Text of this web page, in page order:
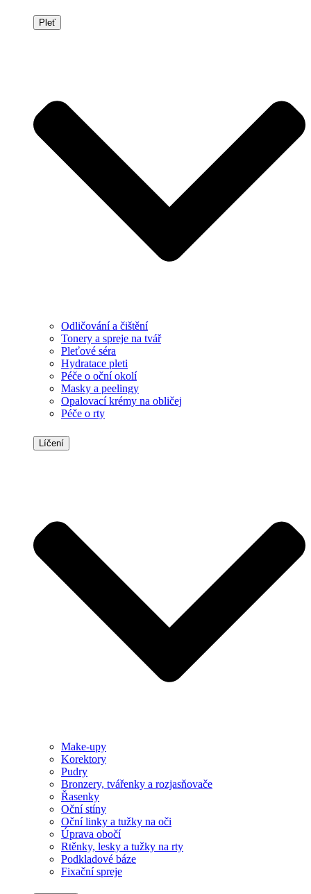
Pleť
Odličování a čištění
Tonery a spreje na tvář
Pleťové séra
Hydratace pleti
Péče o oční okolí
Masky a peelingy
Opalovací krémy na obličej
Péče o rty
Líčení
Make-upy
Korektory
Pudry
Bronzery, tvářenky a rozjasňovače
Řasenky
Oční stíny
Oční linky a tužky na oči
Úprava obočí
Rtěnky, lesky a tužky na rty
Podkladové báze
Fixační spreje